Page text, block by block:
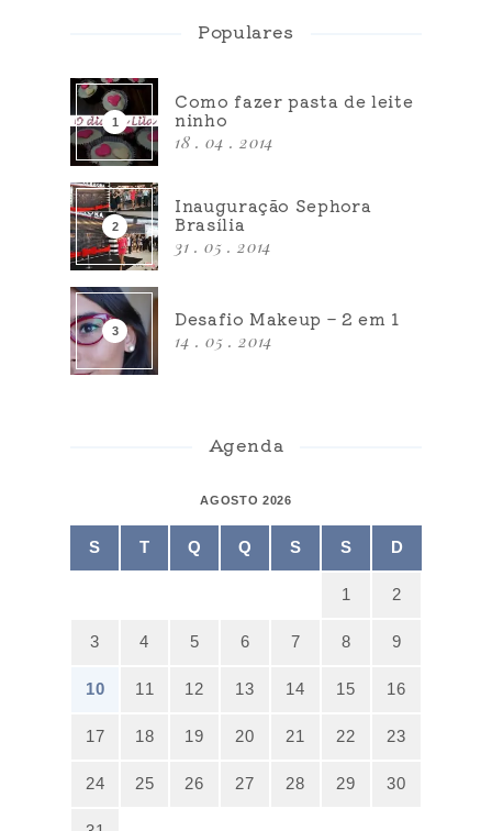
Populares
Como fazer pasta de leite
ninho
18 . 04 . 2014
Inauguração Sephora
Brasília
31 . 05 . 2014
Desafio Makeup – 2 em 1
14 . 05 . 2014
Agenda
AGOSTO 2026
S T Q Q S S D
1 2
3 4 5 6 7 8 9
10 11 12 13 14 15 16
17 18 19 20 21 22 23
24 25 26 27 28 29 30